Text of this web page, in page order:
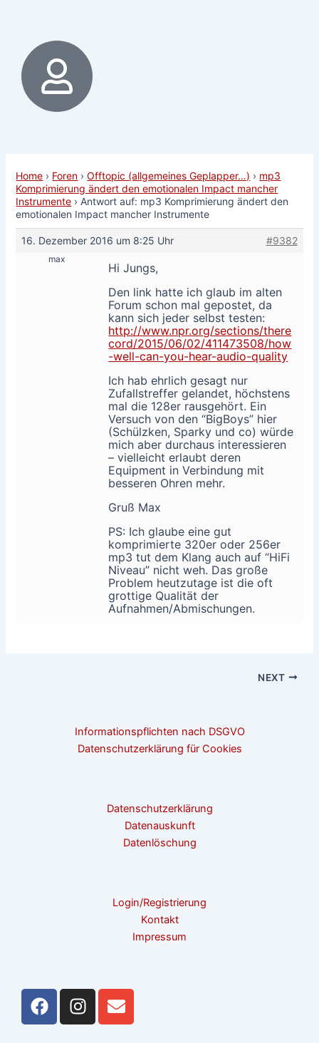
Home › Foren › Offtopic (allgemeines Geplapper…) › mp3
Komprimierung ändert den emotionalen Impact mancher
Instrumente › Antwort auf: mp3 Komprimierung ändert den
emotionalen Impact mancher Instrumente
16. Dezember 2016 um 8:25 Uhr #9382
max
Hi Jungs,
Den link hatte ich glaub im alten
Forum schon mal gepostet, da
kann sich jeder selbst testen:
http://www.npr.org/sections/there
cord/2015/06/02/411473508/how
-well-can-you-hear-audio-quality
Ich hab ehrlich gesagt nur
Zufallstreffer gelandet, höchstens
mal die 128er rausgehört. Ein
Versuch von den “BigBoys” hier
(Schülzken, Sparky und co) würde
mich aber durchaus interessieren
– vielleicht erlaubt deren
Equipment in Verbindung mit
besseren Ohren mehr.
Gruß Max
PS: Ich glaube eine gut
komprimierte 320er oder 256er
mp3 tut dem Klang auch auf “HiFi
Niveau” nicht weh. Das große
Problem heutzutage ist die oft
grottige Qualität der
Aufnahmen/Abmischungen.
NEXT
Informationspflichten nach DSGVO
Datenschutzerklärung für Cookies
Datenschutzerklärung
Datenauskunft
Datenlöschung
Login/Registrierung
Kontakt
Impressum
F
a
I
n
E
n